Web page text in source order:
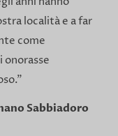
località e a far
come
onorasse
Sabbiadoro